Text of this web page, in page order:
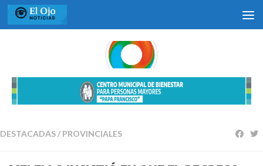
Saltar al contenido
DESTACADAS/ PROVINCIALES